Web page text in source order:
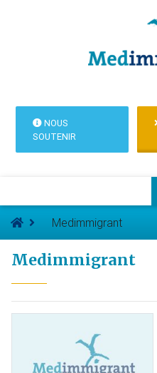
NOUS
SOUTENIR
Medimmigrant
Medimmigrant